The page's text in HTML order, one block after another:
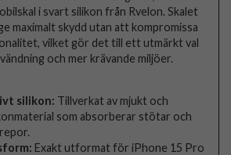
i svart silikon från Rvelon. Skalet
maximalt skydd utan att kompromissa
vilket gör det till ett utmärkt val
och mer krävande miljöer.
silikon: Tillverkat av mjukt och
som absorberar stötar och
Exakt utformat för iPhone 15 Pro